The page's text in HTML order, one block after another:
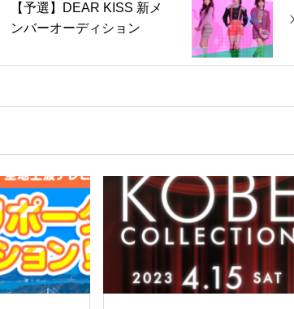
【予選】DEAR KISS 新メ
ンバーオーディション